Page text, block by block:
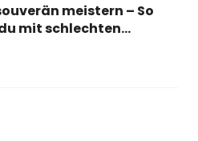
meistern – So
mit schlechten